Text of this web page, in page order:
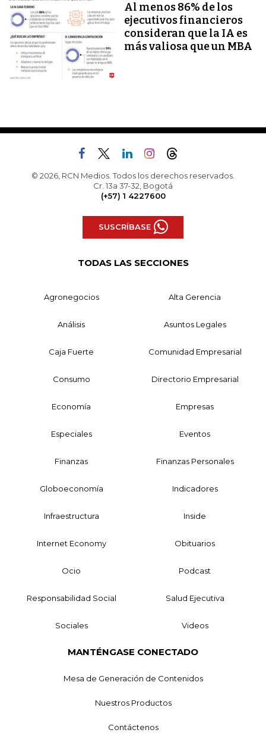
Al menos 86% de los
ejecutivos financieros
consideran que la IA es
más valiosa que un MBA
© 2026, RCN Medios. Todos los derechos reservados.
Cr. 13a 37-32, Bogotá
(+57) 1 4227600
SUSCRÍBASE
TODAS LAS SECCIONES
Agronegocios Alta Gerencia
Análisis Asuntos Legales
Caja Fuerte Comunidad Empresarial
Consumo Directorio Empresarial
Economía Empresas
Especiales Eventos
Finanzas Finanzas Personales
Globoeconomía Indicadores
Infraestructura Inside
Internet Economy Obituarios
Ocio Podcast
Responsabilidad Social Salud Ejecutiva
Sociales Videos
MANTÉNGASE CONECTADO
Mesa de Generación de Contenidos
Nuestros Productos
Contáctenos